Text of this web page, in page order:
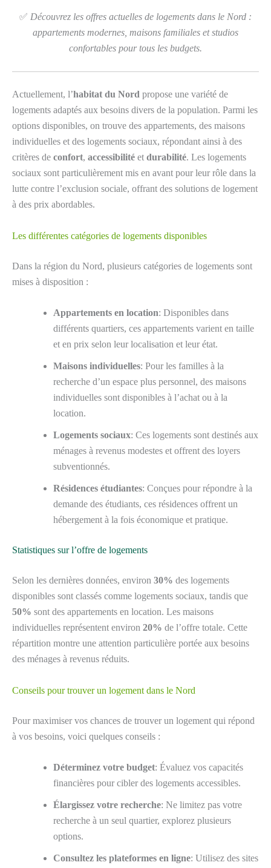
✅ Découvrez les offres actuelles de logements dans le Nord :
appartements modernes, maisons familiales et studios
confortables pour tous les budgets.
Actuellement, l’habitat du Nord propose une variété de
logements adaptés aux besoins divers de la population. Parmi les
options disponibles, on trouve des appartements, des maisons
individuelles et des logements sociaux, répondant ainsi à des
critères de confort, accessibilité et durabilité. Les logements
sociaux sont particulièrement mis en avant pour leur rôle dans la
lutte contre l’exclusion sociale, offrant des solutions de logement
à des prix abordables.
Les différentes catégories de logements disponibles
Dans la région du Nord, plusieurs catégories de logements sont
mises à disposition :
Appartements en location: Disponibles dans
différents quartiers, ces appartements varient en taille
et en prix selon leur localisation et leur état.
Maisons individuelles: Pour les familles à la
recherche d’un espace plus personnel, des maisons
individuelles sont disponibles à l’achat ou à la
location.
Logements sociaux: Ces logements sont destinés aux
ménages à revenus modestes et offrent des loyers
subventionnés.
Résidences étudiantes: Conçues pour répondre à la
demande des étudiants, ces résidences offrent un
hébergement à la fois économique et pratique.
Statistiques sur l’offre de logements
Selon les dernières données, environ 30% des logements
disponibles sont classés comme logements sociaux, tandis que
50% sont des appartements en location. Les maisons
individuelles représentent environ 20% de l’offre totale. Cette
répartition montre une attention particulière portée aux besoins
des ménages à revenus réduits.
Conseils pour trouver un logement dans le Nord
Pour maximiser vos chances de trouver un logement qui répond
à vos besoins, voici quelques conseils :
Déterminez votre budget: Évaluez vos capacités
financières pour cibler des logements accessibles.
Élargissez votre recherche: Ne limitez pas votre
recherche à un seul quartier, explorez plusieurs
options.
Consultez les plateformes en ligne: Utilisez des sites